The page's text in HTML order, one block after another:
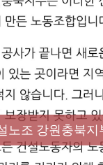
책임져라 : 청
노조 강원충북지
이모저모
비정규직노동
임